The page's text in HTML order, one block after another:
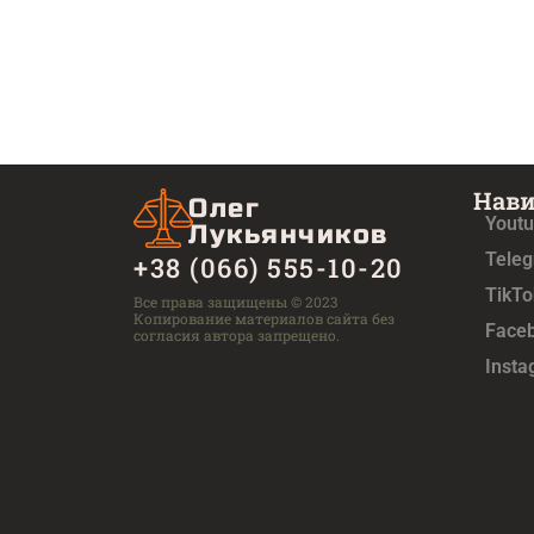
Олег
Лукьянчиков
+38 (066) 555-10-20
Все права защищены © 2023
Копирование материалов сайта без
согласия автора запрещено.